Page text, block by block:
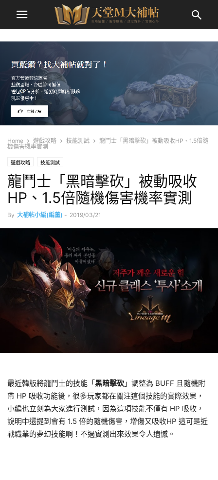
Home 遊戲攻略 技能測試
龍鬥士「黑暗擊砍」被動吸收HP、1.5倍隨
機傷害機率實測
遊戲攻略 技能測試
龍鬥士「黑暗擊砍」被動吸收
HP、1.5倍隨機傷害機率實測
By 大補帖小編(編董) - 2019/03/21
最近韓版將龍鬥士的技能「 黑暗擊砍 」調整為 BUFF 且隨機附
帶 HP 吸收功能後，很多玩家都在關注這個技能的實際效果，
小編也立刻為大家進行測試，因為這項技能不僅有 HP 吸收，
說明中還提到會有 1.5 倍的隨機傷害，增傷又吸收HP 這可是近
戰職業的夢幻技能啊！不過實測出來效果令人遺憾。